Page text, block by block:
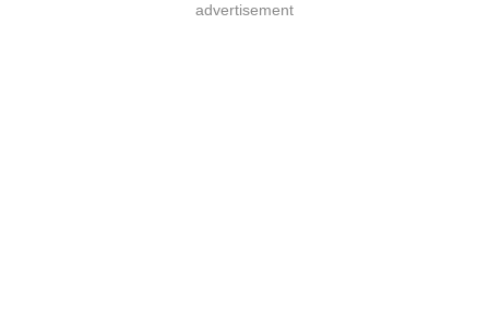
advertisement